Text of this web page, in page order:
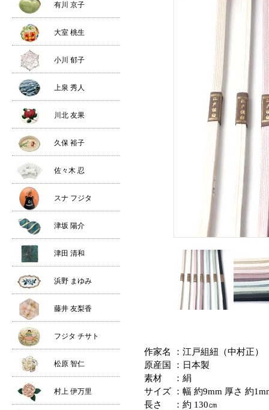
作家名 ：江戸組紐（中村正）
原産国 ：日本製
素材 ：絹
サイズ ：幅 約9mm 厚さ 約
長さ ：約 130㎝
有川 京子
大室 桃生
小川 郁子
上泉 秀人
川北 友果
久保 裕子
佐々木 忍
スナ フジタ
津坂 陽介
津田 清和
浜野 まゆみ
藤井 友梨香
フジタ チサト
松原 智仁
村上 伊万里